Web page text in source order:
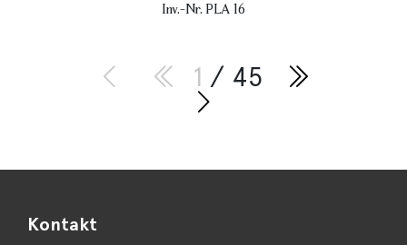
Inv.-Nr. PLA 16
1 / 45
Kontakt